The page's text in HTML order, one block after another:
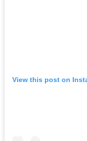
View this post on